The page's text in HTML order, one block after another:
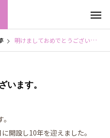
明けましておめでとうございます。
います。
開設し10年を迎えました。